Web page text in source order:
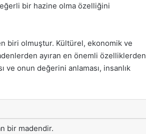
bir hazine olma özelliğini
biri olmuştur. Kültürel, ekonomik ve
ayıran en önemli özelliklerden
ve onun değerini anlaması, insanlık
bir madendir.